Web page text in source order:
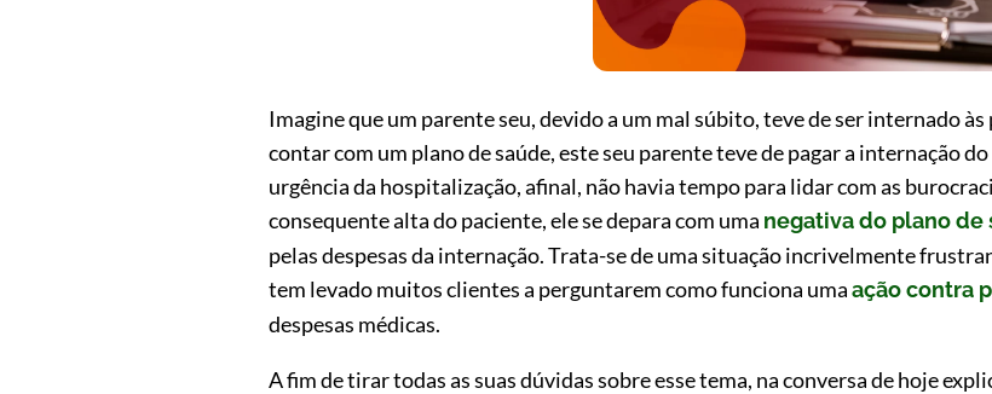
Imagine que um parente seu, devido a um mal súbito, teve de ser internado
contar com um plano de saúde, este seu parente teve de pagar a internação
urgência da hospitalização, afinal, não havia tempo para lidar com as
consequente alta do paciente, ele se depara com uma negativa do plano de
pelas despesas da internação. Trata-se de uma situação incrivelmente
tem levado muitos clientes a perguntarem como funciona umaação contra
despesas médicas.
A fim de tirar todas as suas dúvidas sobre esse tema, na conversa de hoje